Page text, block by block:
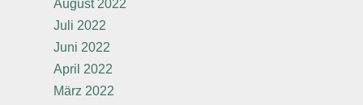
August 2022
Juli 2022
Juni 2022
April 2022
März 2022